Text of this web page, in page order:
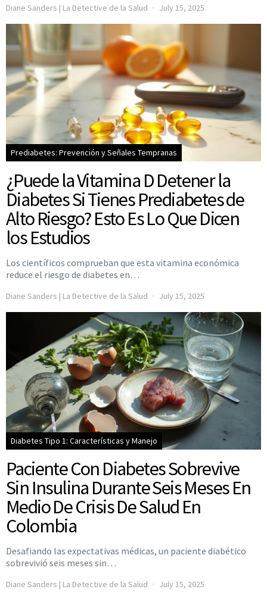
Diane Sanders | La Detective de la Salud July 15, 2025
Prediabetes: Prevención y Señales Tempranas
¿Puede la Vitamina D Detener la
Diabetes Si Tienes Prediabetes de
Alto Riesgo? Esto Es Lo Que Dicen
los Estudios
Los científicos comprueban que esta vitamina económica
reduce el riesgo de diabetes en…
Diane Sanders | La Detective de la Salud July 15, 2025
Diabetes Tipo 1: Características y Manejo
Paciente Con Diabetes Sobrevive
Sin Insulina Durante Seis Meses En
Medio De Crisis De Salud En
Colombia
Desafiando las expectativas médicas, un paciente diabético
sobrevivió seis meses sin…
Diane Sanders | La Detective de la Salud July 15, 2025